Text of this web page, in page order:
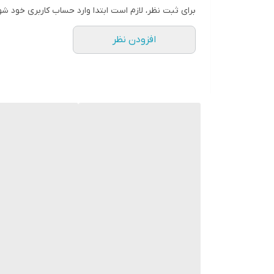
برای ثبت نظر، لازم است ابتدا وارد حساب کاربری خود
افزودن نظر